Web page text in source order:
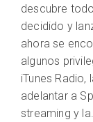
descubre
decidido y
ahora se
algunos
iTunes
adelantar a
streaming y la...